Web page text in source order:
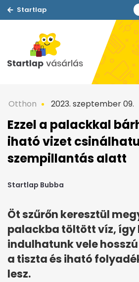
Startlap
Otthon 2023. szeptember 09.
Ezzel a palackkal
iható vizet
szempillantás alatt
Startlap Bubba
Öt szűrőn keresztül
palackba töltött víz, így
indulhatunk vele
a tiszta és iható
lesz.